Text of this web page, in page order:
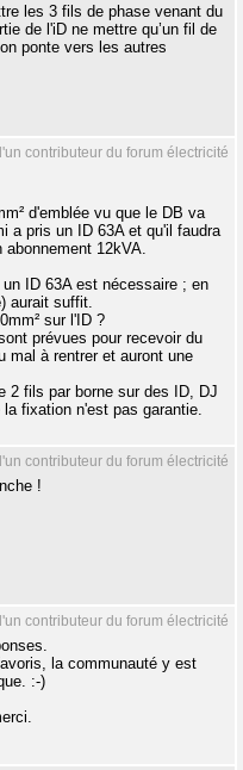
les 3 fils de phase venant du
de l'iD ne mettre qu’un fil de
ponte vers les autres
contributeur du forum électricité
d'emblée vu que le DB va
a pris un ID 63A et qu'il faudra
12kVA.
ID 63A est nécessaire ; en
) aurait suffit.
sur l'ID ?
prévues pour recevoir du
mal à rentrer et auront une
2 fils par borne sur des ID, DJ
fixation n'est pas garantie.
contributeur du forum électricité
!
contributeur du forum électricité
la communauté y est
:-)